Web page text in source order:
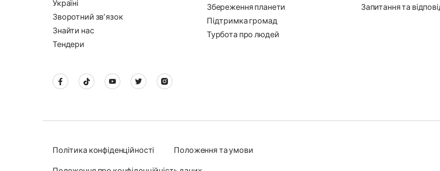
Україні
Зворотний звʼязок
Знайти нас
Тендери
Збереження планети
Підтримка громад
Турбота про людей
Запитання та
Політика конфіденційності Положення та умови